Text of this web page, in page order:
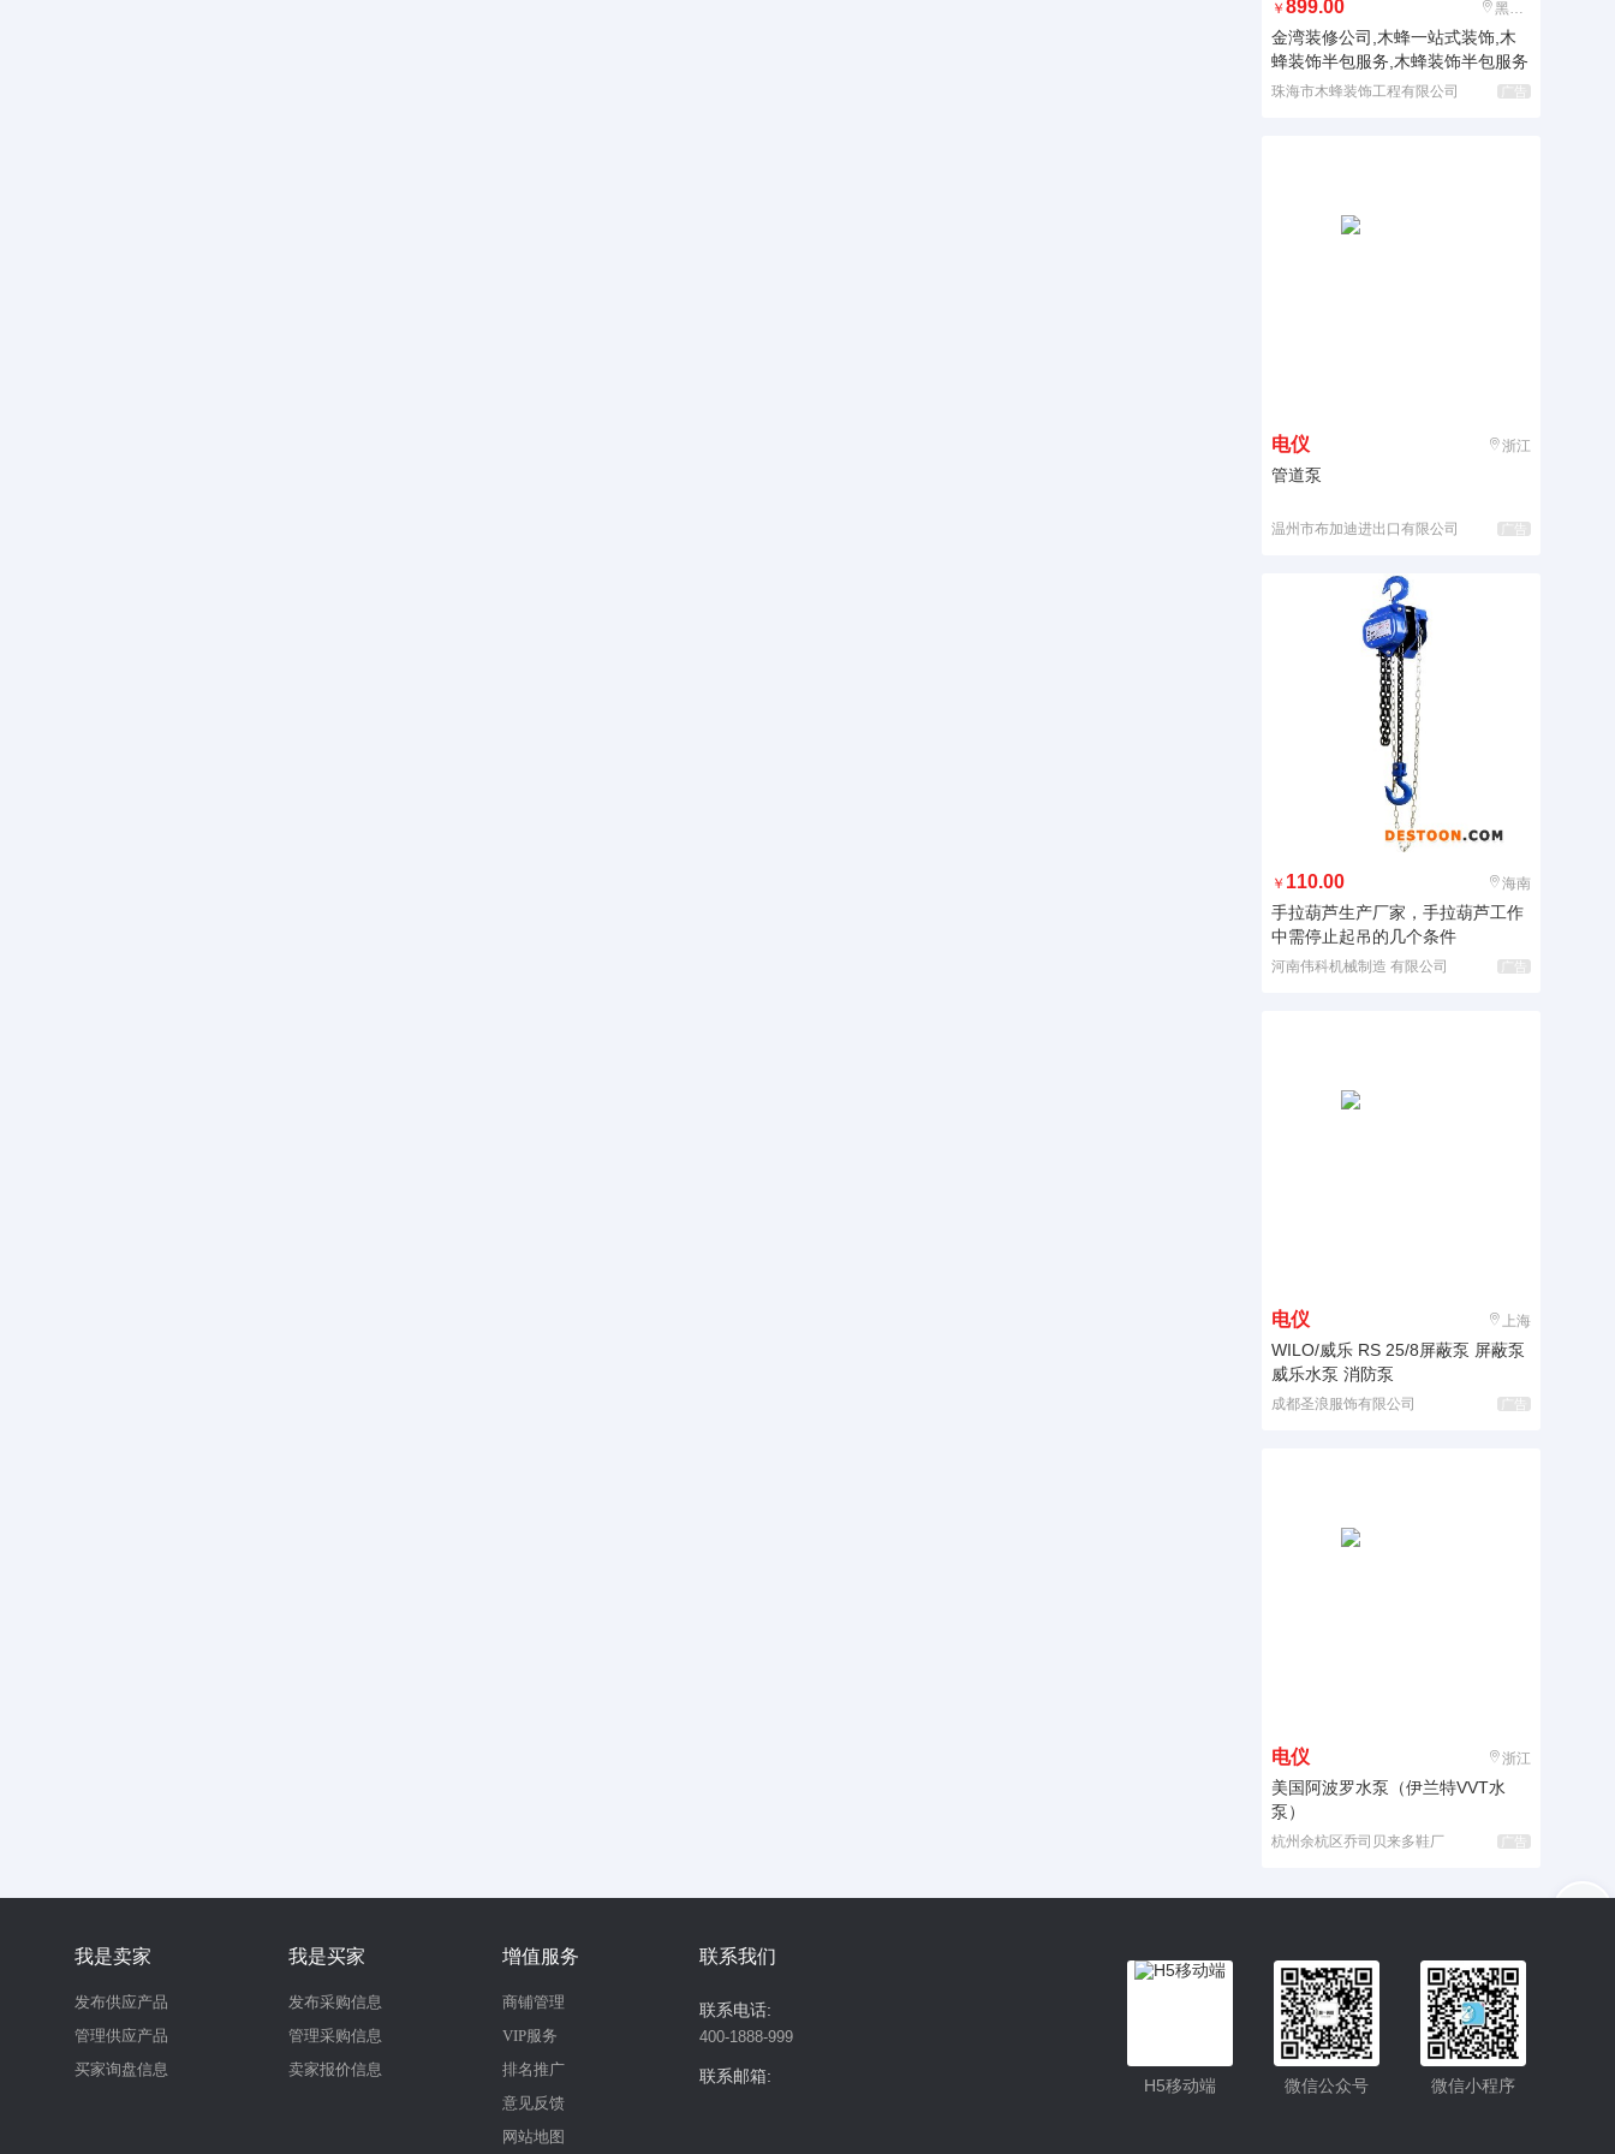
￥ 899.00 黑龙江
金湾装修公司,木蜂一站式装饰,木
蜂装饰半包服务,木蜂装饰半包服务
珠海市木蜂装饰工程有限公司 广告
电仪 浙江
管道泵
温州市布加迪进出口有限公司 广告
￥ 110.00 海南
手拉葫芦生产厂家，手拉葫芦工作
中需停止起吊的几个条件
河南伟科机械制造 有限公司 广告
电仪 上海
WILO/威乐 RS 25/8屏蔽泵 屏蔽泵
威乐水泵 消防泵
成都圣浪服饰有限公司 广告
电仪 浙江
美国阿波罗水泵（伊兰特VVT水
泵）
杭州余杭区乔司贝来多鞋厂 广告
我是卖家
发布供应产品
管理供应产品
买家询盘信息
我是买家
发布采购信息
管理采购信息
卖家报价信息
增值服务
商铺管理
VIP服务
排名推广
意见反馈
网站地图
联系我们
联系电话:
400-1888-999
联系邮箱: 微信小程序
微信公众号
H5移动端
小程序更便捷的查找产品